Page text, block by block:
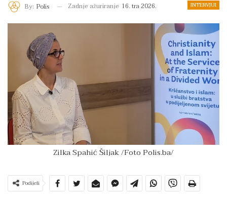
INTERVJUI
By: Polis Zadnje ažuriranje 16. tra 2026.
Zilka Spahić Šiljak /Foto Polis.ba/
Podijeli